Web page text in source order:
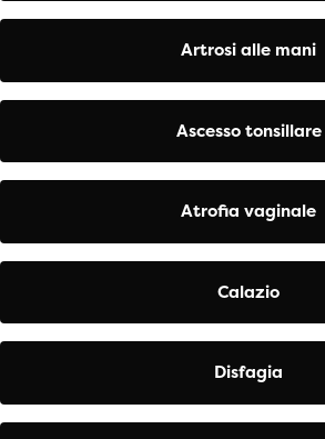
Artrosi alle mani
Ascesso tonsillare
Atrofia vaginale
Calazio
Disfagia